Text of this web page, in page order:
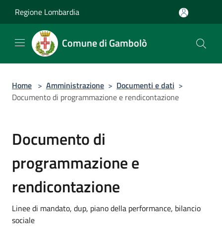
Regione Lombardia
Comune di Gambolò
Home > Amministrazione > Documenti e dati >
Documento di programmazione e rendicontazione
Documento di
programmazione e
rendicontazione
Linee di mandato, dup, piano della performance, bilancio
sociale